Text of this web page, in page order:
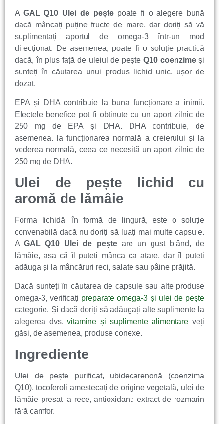
A GAL Q10 Ulei de peștepoate fi o alegere bună
dacă mâncați puține fructe de mare, dar doriți să vă
suplimentați aportul de omega-3 într-un mod
direcționat. De asemenea, poate fi o soluție practică
dacă, în plus față de uleiul de pește Q10 coenzimeși
sunteți în căutarea unui produs lichid unic, ușor de
dozat.
EPA și DHA contribuie la buna funcționare a inimii.
Efectele benefice pot fi obținute cu un aport zilnic de
250 mg de EPA și DHA. DHA contribuie, de
asemenea, la funcționarea normală a creierului și la
vederea normală, ceea ce necesită un aport zilnic de
250 mg de DHA.
Ulei de pește lichid cu
aromă de lămâie
Forma lichidă, în formă de lingură, este o soluție
convenabilă dacă nu doriți să luați mai multe capsule.
AGAL Q10 Ulei de peșteare un gust blând, de
lămâie, așa că îl puteți mânca ca atare, dar îl puteți
adăuga și la mâncăruri reci, salate sau pâine prăjită.
Dacă sunteți în căutarea de capsule sau alte produse
omega-3, verificați preparate omega-3 și ulei de pește
categorie. Și dacă doriți să adăugați alte suplimente la
alegerea dvs.vitamine și suplimente alimentare veți
găsi, de asemenea, produse conexe.
Ingrediente
Ulei de pește purificat, ubidecarenonă (coenzima
Q10), tocoferoli amestecați de origine vegetală, ulei de
lămâie presat la rece, antioxidant: extract de rozmarin
fără camfor.